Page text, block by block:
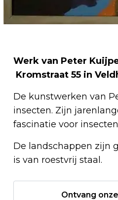
Werk van Peter
Kromstraat 55 in
De kunstwerken van
insecten. Zijn
fascinatie voor
De landschappen zijn
is van roestvrij staal.
Ontvang